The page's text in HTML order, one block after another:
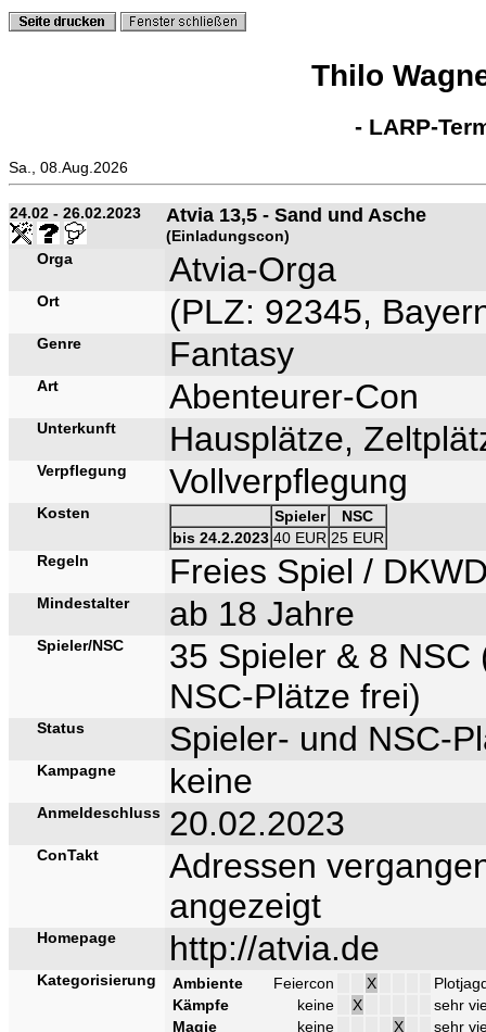
Thilo
- LARP-
Sa., 08.Aug.2026
24.02 - 26.02.2023 Atvia 13,5 - Sand und Asche
(Einladungscon)
Orga
Atvia-Orga
Ort (PLZ: 92345,
Genre Fantasy
Art Abenteurer-Con
Unterkunft Hausplätze,
Verpflegung Vollverpflegung
Kosten Spieler
NSC
bis 24.2.2023 40 EUR 25 EUR
Regeln
Freies Spiel /
Mindestalter ab 18 Jahre
Spieler/NSC
35 Spieler & 8
NSC-Plätze frei)
Status Spieler- und NSC-
Kampagne keine
Anmeldeschluss 20.02.2023
ConTakt
Adressen
angezeigt
Homepage http://atvia.de
Kategorisierung Ambiente Feiercon X
Kämpfe
keine X
sehr
Magie
keine X
sehr